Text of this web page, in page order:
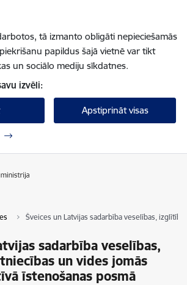
tā izmanto obligāti nepieciešamās
papildus šajā vietnē var tikt
un sociālo mediju sīkdatnes.
izvēli:
Apstiprināt visas
Šveices un Latvijas sadarbība veselības,
sadarbība veselības,
un vides jomās
īstenošanas posmā